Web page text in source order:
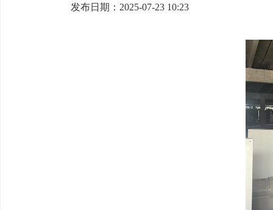
发布日期：2025-07-23 10:23